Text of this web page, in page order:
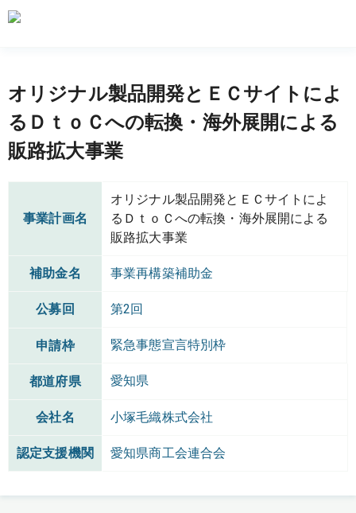
オリジナル製品開発とＥＣサイトによ
るＤｔｏＣへの転換・海外展開による
販路拡大事業
事業計画名
オリジナル製品開発とＥＣサイトによ
るＤｔｏＣへの転換・海外展開による
販路拡大事業
補助金名 事業再構築補助金
公募回 第2回
申請枠 緊急事態宣言特別枠
都道府県 愛知県
会社名 小塚毛織株式会社
認定支援機関 愛知県商工会連合会